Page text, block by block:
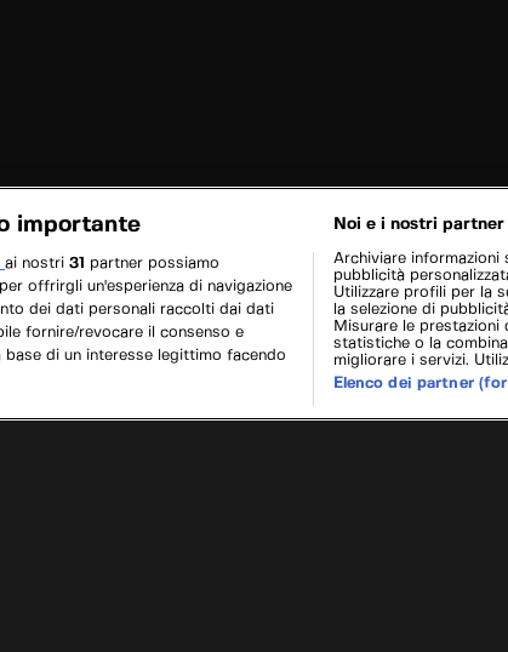
importante
ai nostri 31
partner possiamo
offrirgli un'esperienza di navigazione
dei dati personali raccolti dai dati
fornire/revocare il consenso e
di un interesse legittimo facendo
Noi e i nostri
Archiviare
pubblicità
Utilizzare profili per la
la selezione di
Misurare le
statistiche o la
migliorare i servizi.
Elenco dei partner